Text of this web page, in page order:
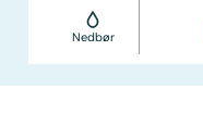
Nedbør